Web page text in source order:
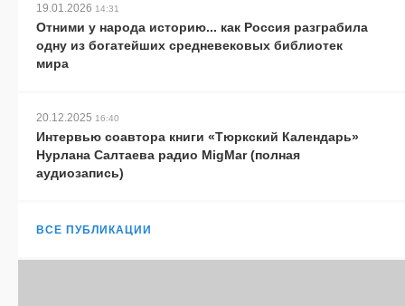
19.01.2026 14:31
Отними у народа историю... как Россия разграбила
одну из богатейших средневековых библиотек
мира
20.12.2025 16:40
Интервью соавтора книги «Тюркский Календарь»
Нурлана Салтаева радио MigMar (полная
аудиозапись)
ВСЕ ПУБЛИКАЦИИ